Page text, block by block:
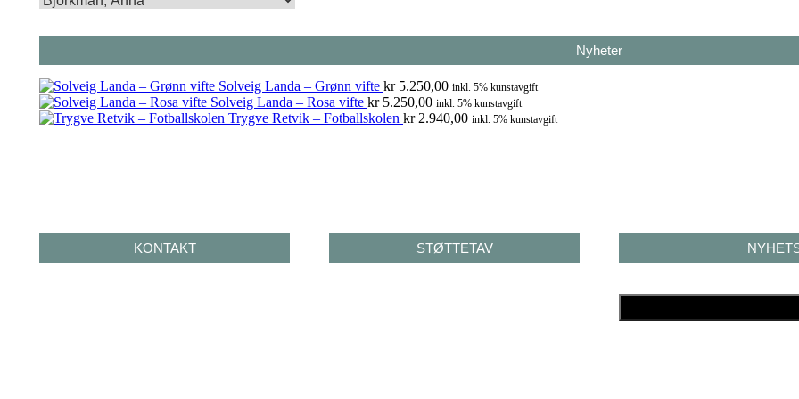
Nyheter
Solveig Landa – Grønn vifte kr5.250,00 inkl. 5% kunstavgift
Solveig Landa – Rosa vifte kr5.250,00 inkl. 5% kunstavgift
Trygve Retvik – Fotballskolen kr2.940,00 inkl. 5% kunstavgift
KONTAKT STØTTET AV